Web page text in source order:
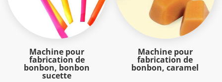
Machine pour
fabrication de
bonbon, bonbon
sucette
Machine pour
fabrication de
bonbon, caramel